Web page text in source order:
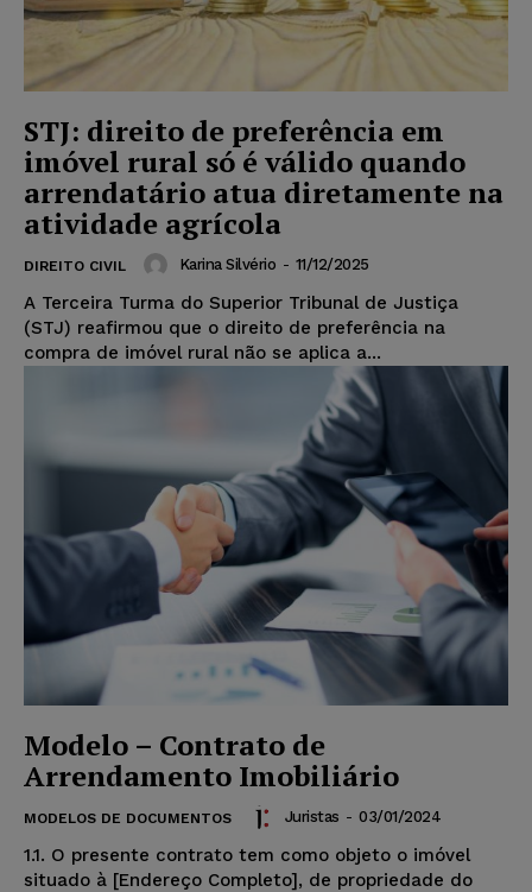
STJ: direito de preferência em
imóvel rural só é válido quando
arrendatário atua diretamente na
atividade agrícola
DIREITO CIVIL Karina Silvério - 11/12/2025
A Terceira Turma do Superior Tribunal de Justiça
(STJ) reafirmou que o direito de preferência na
compra de imóvel rural não se aplica a...
Modelo – Contrato de
Arrendamento Imobiliário
MODELOS DE DOCUMENTOS Juristas - 03/01/2024
1.1. O presente contrato tem como objeto o imóvel
situado à [Endereço Completo], de propriedade do